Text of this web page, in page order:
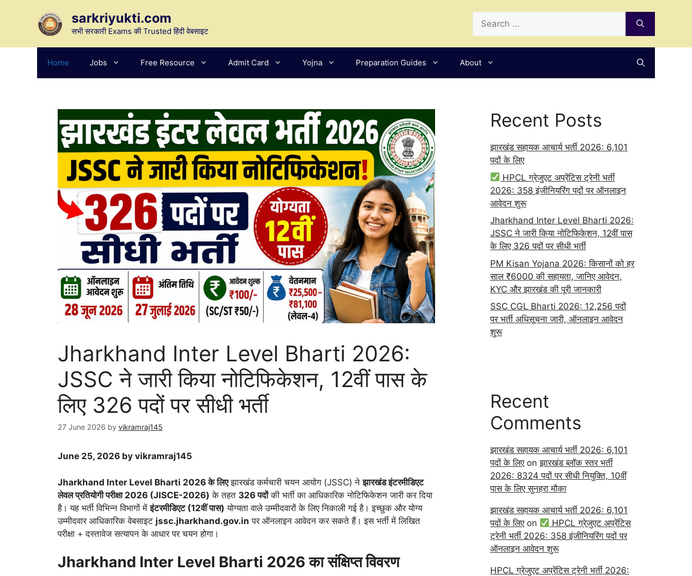
sarkriyukti.com
सभी सरकारी Exams की Trusted हिंदी वेबसाइट
for:
Home Jobs Free Resource Admit Card Yojna Preparation Guides About
Jharkhand Inter Level Bharti 2026:
JSSC ने जारी किया नोटिफिकेशन, 12वीं पास के
लिए 326 पदों पर सीधी भर्ती
27 June 2026 by vikramraj145
June 25, 2026 by vikramraj145
Jharkhand Inter Level Bharti 2026 के लिएझारखंड कर्मचारी चयन आयोग (JSSC) नेझारखंड इंटरमीडिएट
लेवल प्रतियोगी परीक्षा 2026 (JISCE-2026) के तहत 326 पदोंकी भर्ती का आधिकारिक नोटिफिकेशन जारी कर दिया
है। यह भर्ती विभिन्न विभागों मेंइंटरमीडिएट (12वीं पास) योग्यता वाले उम्मीदवारों के लिए निकाली गई है। इच्छुक और योग्य
उम्मीदवार आधिकारिक वेबसाइट jssc.jharkhand.gov.in पर ऑनलाइन आवेदन कर सकते हैं। इस भर्ती में लिखित
परीक्षा + दस्तावेज सत्यापन के आधार पर चयन होगा।
Jharkhand Inter Level Bharti 2026 का संक्षिप्त विवरण
Recent Posts
झारखंड सहायक आचार्य भर्ती 2026: 6,101
पदों के लिए
HPCL ग्रेजुएट अप्रेंटिस ट्रेनी भर्ती
2026: 358 इंजीनियरिंग पदों पर ऑनलाइन
आवेदन शुरू
Jharkhand Inter Level Bharti 2026:
JSSC ने जारी किया नोटिफिकेशन, 12वीं पास
के लिए 326 पदों पर सीधी भर्ती
PM Kisan Yojana 2026: किसानों को हर
साल ₹6000 की सहायता, जानिए आवेदन,
KYC और झारखंड की पूरी जानकारी
SSC CGL Bharti 2026: 12,256 पदों
पर भर्ती अधिसूचना जारी, ऑनलाइन आवेदन
शुरू
Recent
Comments
झारखंड सहायक आचार्य भर्ती 2026: 6,101
पदों के लिएonझारखंड ब्लॉक स्तर भर्ती
2026: 8324 पदों पर सीधी नियुक्ति, 10वीं
पास के लिए सुनहरा मौका
झारखंड सहायक आचार्य भर्ती 2026: 6,101
पदों के लिएon
HPCL ग्रेजुएट अप्रेंटिस
ट्रेनी भर्ती 2026: 358 इंजीनियरिंग पदों पर
ऑनलाइन आवेदन शुरू
HPCL ग्रेजुएट अप्रेंटिस ट्रेनी भर्ती 2026: